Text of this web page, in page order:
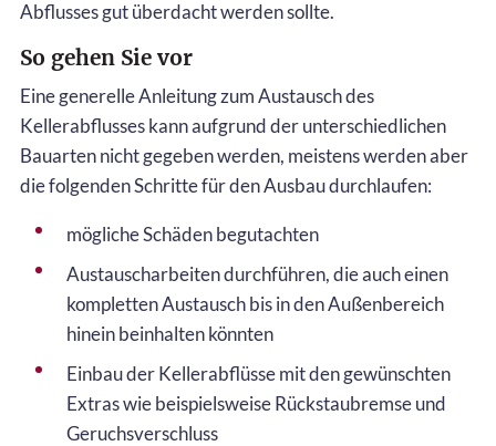
Abflusses gut überdacht werden sollte.
So gehen Sie vor
Eine generelle Anleitung zum Austausch des
Kellerabflusses kann aufgrund der unterschiedlichen
Bauarten nicht gegeben werden, meistens werden aber
die folgenden Schritte für den Ausbau durchlaufen:
mögliche Schäden begutachten
Austauscharbeiten durchführen, die auch einen
kompletten Austausch bis in den Außenbereich
hinein beinhalten könnten
Einbau der Kellerabflüsse mit den gewünschten
Extras wie beispielsweise Rückstaubremse und
Geruchsverschluss